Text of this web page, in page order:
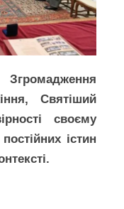
Згромадження
Святіший
своєму
істин